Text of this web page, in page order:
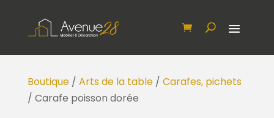
Boutique/ Arts de la table/ Carafes, pichets
/ Carafe poisson dorée